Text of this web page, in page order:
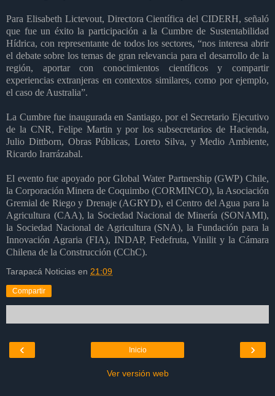
Para Elisabeth Lictevout, Directora Científica del CIDERH, señaló
que fue un éxito la participación a la Cumbre de Sustentabilidad
Hídrica, con representante de todos los sectores, “nos interesa abrir
el debate sobre los temas de gran relevancia para el desarrollo de la
región, aportar con conocimientos científicos y compartir
experiencias extranjeras en contextos similares, como por ejemplo,
el caso de Australia”.
La Cumbre fue inaugurada en Santiago, por el Secretario Ejecutivo
de la CNR, Felipe Martin y por los subsecretarios de Hacienda,
Julio Dittborn, Obras Públicas, Loreto Silva, y Medio Ambiente,
Ricardo Irarrázabal.
El evento fue apoyado por Global Water Partnership (GWP) Chile,
la Corporación Minera de Coquimbo (CORMINCO), la Asociación
Gremial de Riego y Drenaje (AGRYD), el Centro del Agua para la
Agricultura (CAA), la Sociedad Nacional de Minería (SONAMI),
la Sociedad Nacional de Agricultura (SNA), la Fundación para la
Innovación Agraria (FIA), INDAP, Fedefruta, Vinilit y la Cámara
Chilena de la Construcción (CChC).
Tarapacá Noticias en 21:09
Compartir
‹ ›
Inicio
Ver versión web